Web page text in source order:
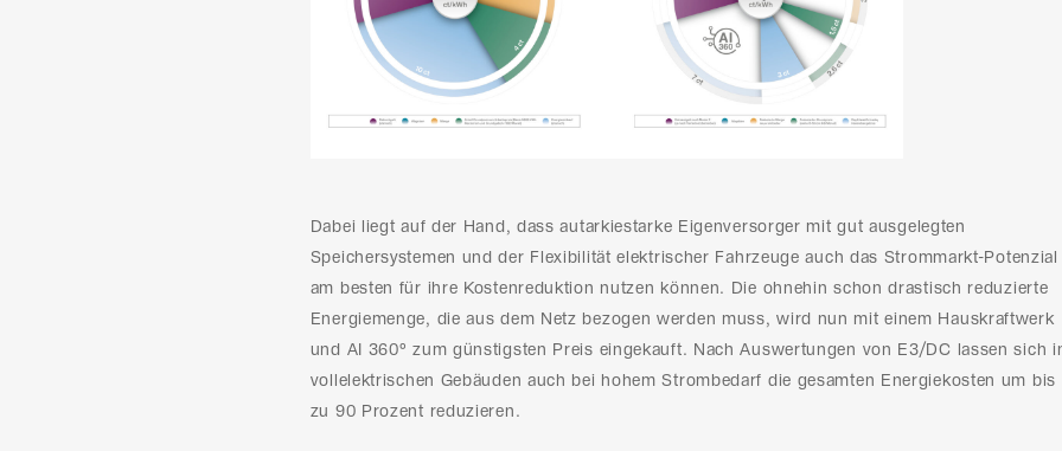
Dabei liegt auf der Hand, dass autarkiestarke Eigenversorger mit gut ausgelegten
Speichersystemen und der Flexibilität elektrischer Fahrzeuge auch das Strommarkt-Potenzial
am besten für ihre Kostenreduktion nutzen können. Die ohnehin schon drastisch reduzierte
Energiemenge, die aus dem Netz bezogen werden muss, wird nun mit einem Hauskraftwerk
und AI 360° zum günstigsten Preis eingekauft. Nach Auswertungen von E3/DC lassen sich
vollelektrischen Gebäuden auch bei hohem Strombedarf die gesamten Energiekosten um bis
zu 90 Prozent reduzieren.